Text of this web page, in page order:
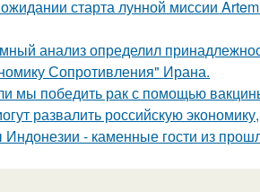
старта лунной миссии
анализ определил
Сопротивления" Ирана.
мы победить рак с помощью
развалить российскую
- каменные гости из